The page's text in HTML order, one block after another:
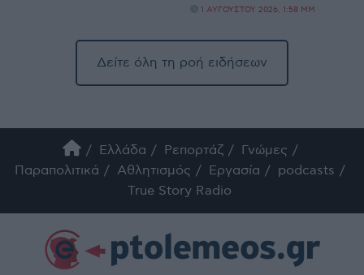
1 ΑΥΓΟΎΣΤΟΥ 2026, 1:58 ΜΜ
Δείτε όλη τη ροή ειδήσεων
Ελλάδα Ρεπορτάζ
Γνώμες
Παραπολιτικά
Αθλητισμός Εργασία
podcasts
True Story Radio